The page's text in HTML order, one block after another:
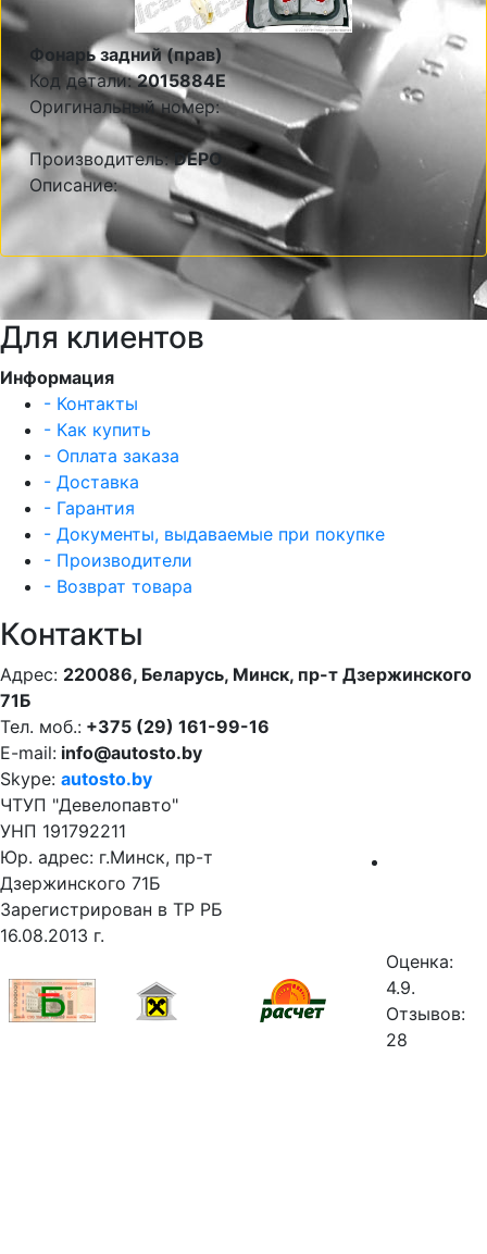
Фонарь задний (прав)
Код детали:2015884E
Оригинальный номер:
Производитель:DEPO
Описание:
Для клиентов
Информация
- Контакты
- Как купить
- Оплата заказа
- Доставка
- Гарантия
- Документы, выдаваемые при покупке
- Производители
- Возврат товара
Контакты
Адрес: 220086, Беларусь, Минск, пр-т Дзержинского
71Б
Тел. моб.: +375 (29) 161-99-16
E-mail: info@autosto.by
Skype: autosto.by
ЧТУП "Девелопавто"
УНП 191792211
Юр. адрес: г.Минск, пр-т
Дзержинского 71Б
Зарегистрирован в ТР РБ
16.08.2013 г.
Оценка:
4.9.
Отзывов:
28